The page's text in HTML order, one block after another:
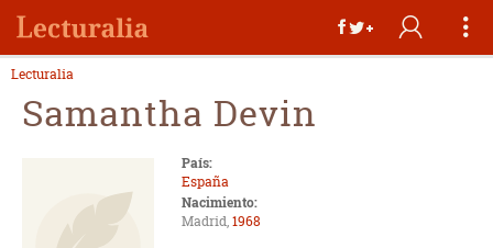
Lecturalia
Samantha Devin
País:
España
Nacimiento:
Madrid,1968